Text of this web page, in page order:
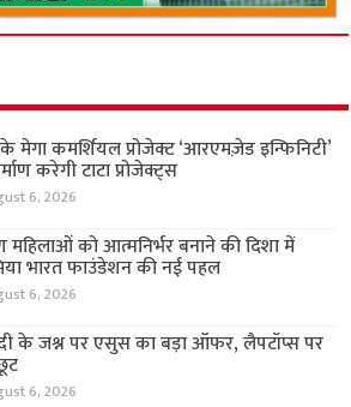
मेगा कमर्शियल प्रोजेक्ट ‘आरएमज़ेड इन्फिनिटी’
करेगी टाटा प्रोजेक्ट्स
6, 2026
महिलाओं को आत्मनिर्भर बनाने की दिशा में
भारत फाउंडेशन की नई पहल
6, 2026
के जश्न पर एसुस का बड़ा ऑफर, लैपटॉप्स पर
6, 2026